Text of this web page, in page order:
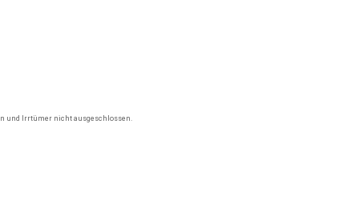
und Irrtümer nicht ausgeschlossen.